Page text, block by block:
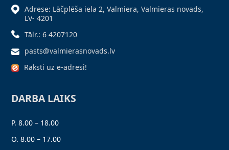
Adrese: Lāčplēša iela 2, Valmiera, Valmieras novads,
LV- 4201
Tālr.: 6 4207120
pasts@valmierasnovads.lv
Raksti uz e-adresi!
DARBA LAIKS
P. 8.00 – 18.00
O. 8.00 – 17.00